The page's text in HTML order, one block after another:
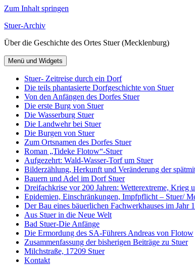
Zum Inhalt springen
Stuer-Archiv
Über die Geschichte des Ortes Stuer (Mecklenburg)
Menü und Widgets
Stuer- Zeitreise durch ein Dorf
Die teils phantasierte Dorfgeschichte von Stuer
Von den Anfängen des Dorfes Stuer
Die erste Burg von Stuer
Die Wasserburg Stuer
Die Landwehr bei Stuer
Die Burgen von Stuer
Zum Ortsnamen des Dorfes Stuer
Roman „Tideke Flotow“-Stuer
Aufgezehrt: Wald-Wasser-Torf um Stuer
Bilderzählung, Herkunft und Veränderung der
Bauern und Adel im Dorf Stuer
Dreifachkrise vor 200 Jahren: Wetterextreme, Krieg
Epidemien, Einschränkungen, Impfpflicht – Stuer/
Der Bau eines bäuerlichen Fachwerkhauses im Jahr
Aus Stuer in die Neue Welt
Bad Stuer-Die Anfänge
Die Ermordung des SA-Führers Andreas von Flotow
Zusammenfassung der bisherigen Beiträge zu Stuer
Milchstraße, 17209 Stuer
Kontakt